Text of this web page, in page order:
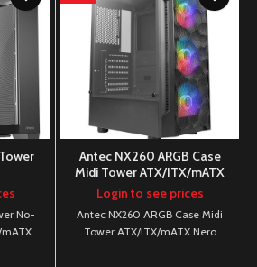
No-
Antec NX260 ARGB Case
Midi Tower ATX/ITX/mATX
Nero
Login to see prices
Antec NX260 ARGB Case Midi
Tower ATX/ITX/mATX Nero